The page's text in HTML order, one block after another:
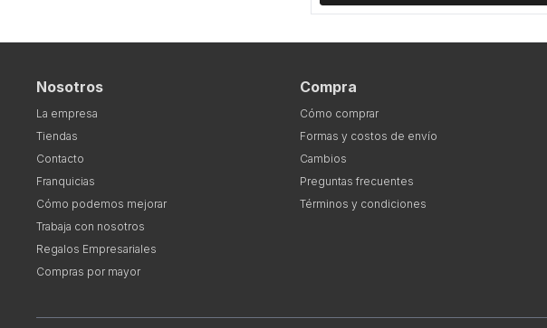
Nosotros
La empresa
Tiendas
Contacto
Franquicias
Cómo podemos mejorar
Trabaja con nosotros
Regalos Empresariales
Compras por mayor
Compra
Cómo comprar
Formas y costos de envío
Cambios
Preguntas frecuentes
Términos y condiciones